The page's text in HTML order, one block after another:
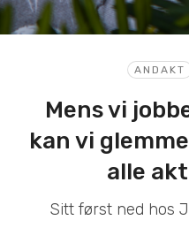
ANDAKT
Mens vi
kan vi
alle
Sitt først ned hos